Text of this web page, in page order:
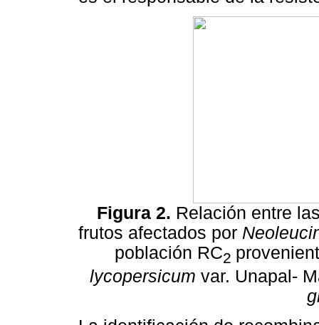
Figura 2. Relación entre
frutos afectados por
población RC2
lycopersicum var. Unapal-